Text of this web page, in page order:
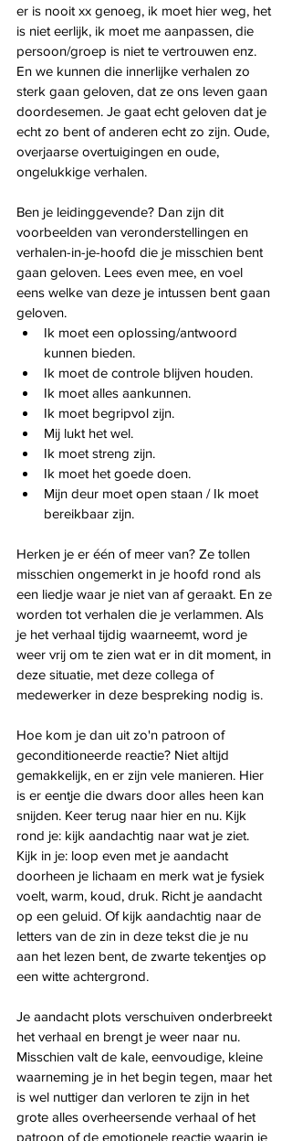
er is nooit xx genoeg, ik moet hier weg, het
is niet eerlijk, ik moet me aanpassen, die
persoon/groep is niet te vertrouwen enz.
En we kunnen die innerlijke verhalen zo
sterk gaan geloven, dat ze ons leven gaan
doordesemen. Je gaat echt geloven dat je
echt zo bent of anderen echt zo zijn. Oude,
overjaarse overtuigingen en oude,
ongelukkige verhalen.
Ben je leidinggevende? Dan zijn dit
voorbeelden van veronderstellingen en
verhalen-in-je-hoofd die je misschien bent
gaan geloven. Lees even mee, en voel
eens welke van deze je intussen bent gaan
geloven.
Ik moet een oplossing/antwoord
kunnen bieden.
Ik moet de controle blijven houden.
Ik moet alles aankunnen.
Ik moet begripvol zijn.
Mij lukt het wel.
Ik moet streng zijn.
Ik moet het goede doen.
Mijn deur moet open staan / Ik moet
bereikbaar zijn.
Herken je er één of meer van? Ze tollen
misschien ongemerkt in je hoofd rond als
een liedje waar je niet van af geraakt. En ze
worden tot verhalen die je verlammen. Als
je het verhaal tijdig waarneemt, word je
weer vrij om te zien wat er in dit moment, in
deze situatie, met deze collega of
medewerker in deze bespreking nodig is.
Hoe kom je dan uit zo'n patroon of
geconditioneerde reactie? Niet altijd
gemakkelijk, en er zijn vele manieren. Hier
is er eentje die dwars door alles heen kan
snijden. Keer terug naar hier en nu. Kijk
rond je: kijk aandachtig naar wat je ziet.
Kijk in je: loop even met je aandacht
doorheen je lichaam en merk wat je fysiek
voelt, warm, koud, druk. Richt je aandacht
op een geluid. Of kijk aandachtig naar de
letters van de zin in deze tekst die je nu
aan het lezen bent, de zwarte tekentjes op
een witte achtergrond.
Je aandacht plots verschuiven onderbreekt
het verhaal en brengt je weer naar nu.
Misschien valt de kale, eenvoudige, kleine
waarneming je in het begin tegen, maar het
is wel nuttiger dan verloren te zijn in het
grote alles overheersende verhaal of het
patroon of de emotionele reactie waarin je